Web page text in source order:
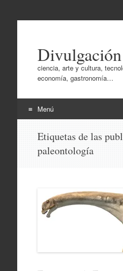
ciencia, arte y cultura,
economía, gastronomía…
Menú
contenido
Etiquetas de las
paleontología